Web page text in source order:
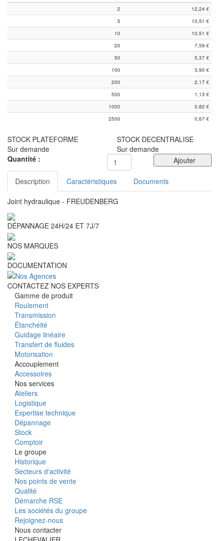
2
12,24 €
5
10,51 €
10
10,51 €
20
7,59 €
50
5,37 €
100
3,90 €
200
2,17 €
500
1,13 €
1000
0,82 €
2500
0,67 €
STOCK PLATEFORME
Sur demande
STOCK DECENTRALISE
Sur demande
Quantité :
Ajouter
Description Caractéristiques Documents
Joint hydraulique - FREUDENBERG
DÉPANNAGE 24H/24 ET 7J/7
NOS MARQUES
DOCUMENTATION
CONTACTEZ NOS EXPERTS
Gamme de produit
Roulement
Transmission
Étanchéité
Guidage linéaire
Transfert de fluides
Motorisation
Accouplement
Accessoires
Nos services
Ateliers
Logistique
Expertise technique
Dépannage
Stock
Comptoir
Le groupe
Historique
Secteurs d'activité
Nos points de vente
Qualité
Démarche RSE
Les sociétés du groupe
Rejoignez-nous
Nous contacter